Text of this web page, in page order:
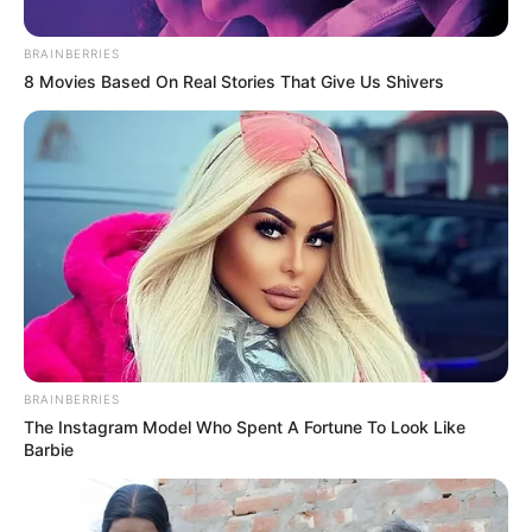
Captura video
Se incendió un bus intermunicipal por la vía a Málaga:
Pasajeros logran evacuar a tiempo
Por:Ingrid Liliana Jaimes Jaimes
Noviembre 1, 2025
BRAINBERRIES
8 Movies Based On Real Stories That Give Us Shivers
BRAINBERRIES
The Instagram Model Who Spent A Fortune To Look Like
Barbie